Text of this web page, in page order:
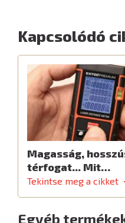
Kapcsolódó
Magasság,
térfogat... Mit…
Tekintse meg a cikket
Egyéb